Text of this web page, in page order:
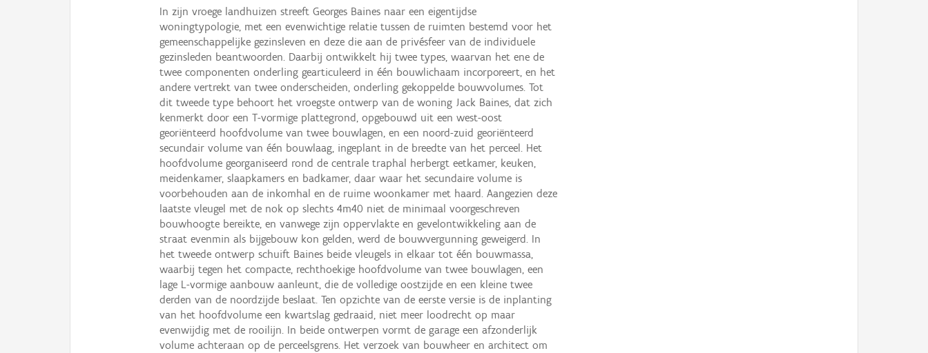
In zijn vroege landhuizen streeft Georges Baines naar een eigentijdse
woningtypologie, met een evenwichtige relatie tussen de ruimten bestemd voor het
gemeenschappelijke gezinsleven en deze die aan de privésfeer van de individuele
gezinsleden beantwoorden. Daarbij ontwikkelt hij twee types, waarvan het ene de
twee componenten onderling gearticuleerd in één bouwlichaam incorporeert, en het
andere vertrekt van twee onderscheiden, onderling gekoppelde bouwvolumes. Tot
dit tweede type behoort het vroegste ontwerp van de woning Jack Baines, dat zich
kenmerkt door een T-vormige plattegrond, opgebouwd uit een west-oost
georiënteerd hoofdvolume van twee bouwlagen, en een noord-zuid georiënteerd
secundair volume van één bouwlaag, ingeplant in de breedte van het perceel. Het
hoofdvolume georganiseerd rond de centrale traphal herbergt eetkamer, keuken,
meidenkamer, slaapkamers en badkamer, daar waar het secundaire volume is
voorbehouden aan de inkomhal en de ruime woonkamer met haard. Aangezien deze
laatste vleugel met de nok op slechts 4m40 niet de minimaal voorgeschreven
bouwhoogte bereikte, en vanwege zijn oppervlakte en gevelontwikkeling aan de
straat evenmin als bijgebouw kon gelden, werd de bouwvergunning geweigerd. In
het tweede ontwerp schuift Baines beide vleugels in elkaar tot één bouwmassa,
waarbij tegen het compacte, rechthoekige hoofdvolume van twee bouwlagen, een
lage L-vormige aanbouw aanleunt, die de volledige oostzijde en een kleine twee
derden van de noordzijde beslaat. Ten opzichte van de eerste versie is de inplanting
van het hoofdvolume een kwartslag gedraaid, niet meer loodrecht op maar
evenwijdig met de rooilijn. In beide ontwerpen vormt de garage een afzonderlijk
volume achteraan op de perceelsgrens. Het verzoek van bouwheer en architect om